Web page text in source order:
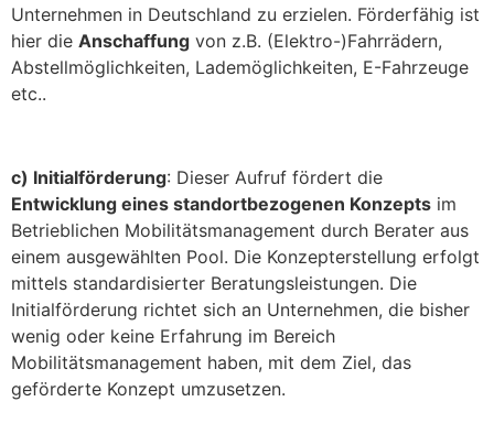
Unternehmen in Deutschland zu erzielen. Förderfähig ist
hier die Anschaffung von z.B. (Elektro-)Fahrrädern,
Abstellmöglichkeiten, Lademöglichkeiten, E-Fahrzeuge
etc..
c) Initialförderung: Dieser Aufruf fördert die
Entwicklung eines standortbezogenen Konzepts im
Betrieblichen Mobilitätsmanagement durch Berater aus
einem ausgewählten Pool. Die Konzepterstellung erfolgt
mittels standardisierter Beratungsleistungen. Die
Initialförderung richtet sich an Unternehmen, die bisher
wenig oder keine Erfahrung im Bereich
Mobilitätsmanagement haben, mit dem Ziel, das
geförderte Konzept umzusetzen.